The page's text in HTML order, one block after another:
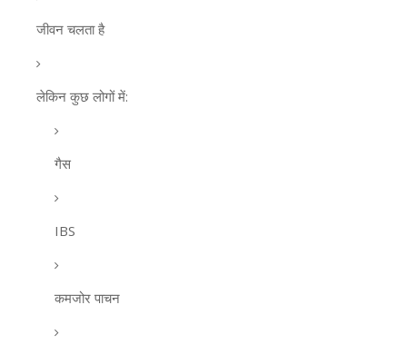
जीवन चलता है
लेकिन कुछ लोगों में:
गैस
IBS
कमजोर पाचन